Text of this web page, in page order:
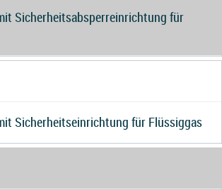
Sicherheitsabsperreinrichtung für
Sicherheitseinrichtung für Flüssiggas